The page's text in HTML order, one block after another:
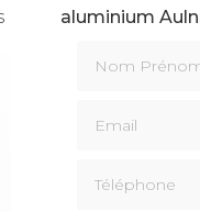
aluminium